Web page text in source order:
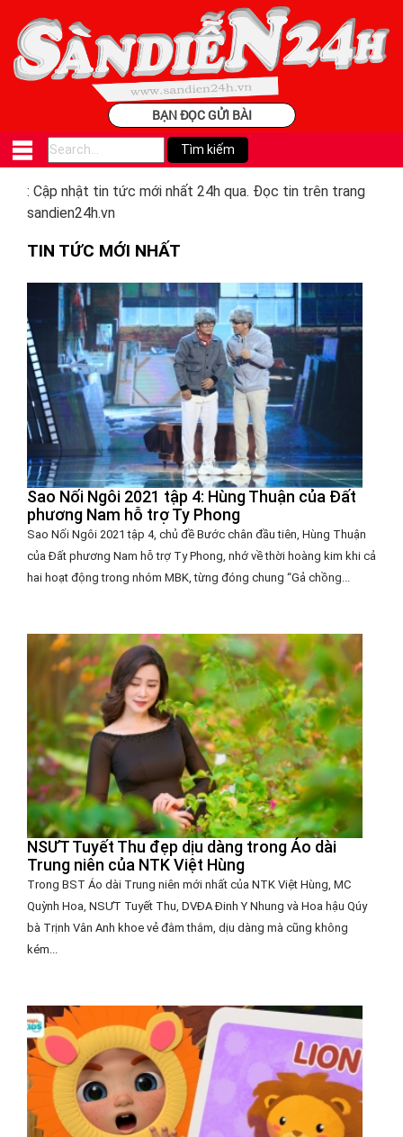
BẠN ĐỌC GỬI BÀI
: Cập nhật tin tức mới nhất 24h qua. Đọc tin trên trang
sandien24h.vn
TIN TỨC MỚI NHẤT
Sao Nối Ngôi 2021 tập 4: Hùng Thuận của Đất
phương Nam hỗ trợ Ty Phong
Sao Nối Ngôi 2021 tập 4, chủ đề Bước chân đầu tiên, Hùng Thuận
của Đất phương Nam hỗ trợ Ty Phong, nhớ về thời hoàng kim khi cả
hai hoạt động trong nhóm MBK, từng đóng chung “Gả chồng...
NSƯT Tuyết Thu đẹp dịu dàng trong Áo dài
Trung niên của NTK Việt Hùng
Trong BST Áo dài Trung niên mới nhất của NTK Việt Hùng, MC
Quỳnh Hoa, NSƯT Tuyết Thu, DVĐA Đinh Y Nhung và Hoa hậu Qúy
bà Trịnh Vân Anh khoe vẻ đằm thắm, dịu dàng mà cũng không
kém...